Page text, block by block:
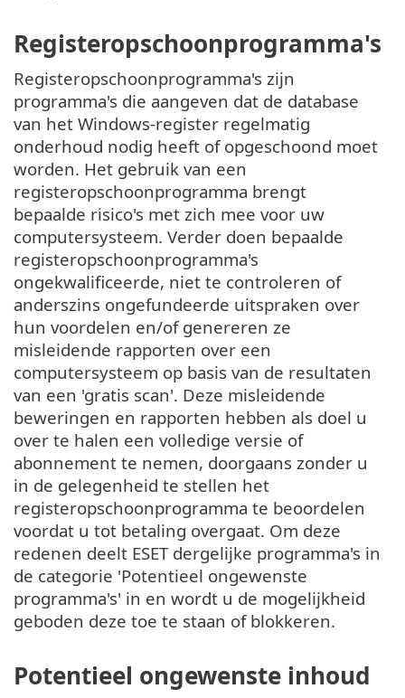
Registeropschoonprogramma's
Registeropschoonprogramma's zijn
programma's die aangeven dat de database
van het Windows-register regelmatig
onderhoud nodig heeft of opgeschoond moet
worden. Het gebruik van een
registeropschoonprogramma brengt
bepaalde risico's met zich mee voor uw
computersysteem. Verder doen bepaalde
registeropschoonprogramma's
ongekwalificeerde, niet te controleren of
anderszins ongefundeerde uitspraken over
hun voordelen en/of genereren ze
misleidende rapporten over een
computersysteem op basis van de resultaten
van een 'gratis scan'. Deze misleidende
beweringen en rapporten hebben als doel u
over te halen een volledige versie of
abonnement te nemen, doorgaans zonder u
in de gelegenheid te stellen het
registeropschoonprogramma te beoordelen
voordat u tot betaling overgaat. Om deze
redenen deelt ESET dergelijke programma's in
de categorie 'Potentieel ongewenste
programma's' in en wordt u de mogelijkheid
geboden deze toe te staan of blokkeren.
Potentieel ongewenste inhoud